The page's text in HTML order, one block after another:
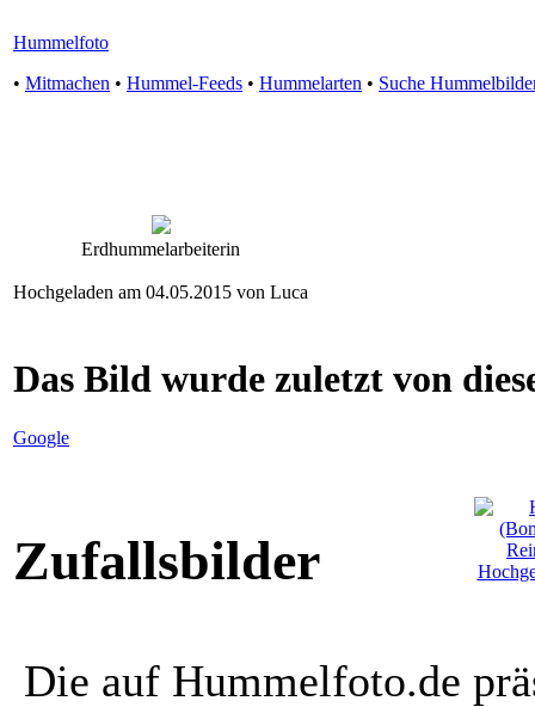
Hummelfoto
• Mitmachen • Hummel-Feeds • Hummelarten • Suche
Erdhummelarbeiterin
Hochgeladen am 04.05.2015 von Luca
Das Bild wurde zuletzt von
Google
Zufallsbilder
Die auf Hummelfoto.de